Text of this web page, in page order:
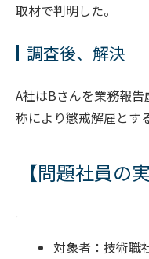
取材で判明した。
調査後、解決
A社はBさんを業務報
称により懲戒解雇とす
【問題社員の
対象者：技術職